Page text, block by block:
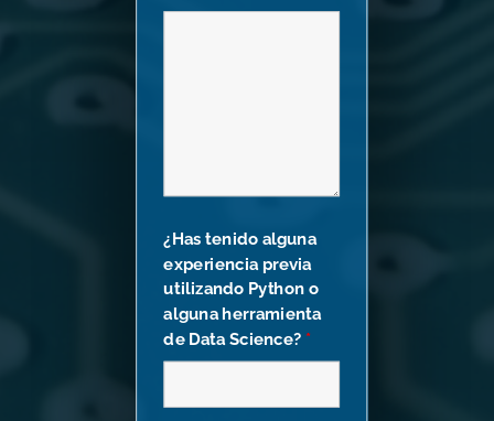
¿Has tenido alguna
experiencia previa
utilizando Python o
alguna herramienta
de Data Science? *